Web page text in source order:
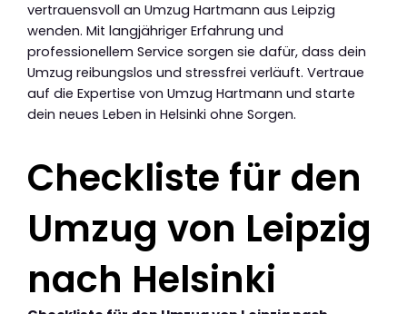
vertrauensvoll an Umzug Hartmann aus Leipzig
wenden. Mit langjähriger Erfahrung und
professionellem Service sorgen sie dafür, dass dein
Umzug reibungslos und stressfrei verläuft. Vertraue
auf die Expertise von Umzug Hartmann und starte
dein neues Leben in Helsinki ohne Sorgen.
Checkliste für den
Umzug von Leipzig
nach Helsinki